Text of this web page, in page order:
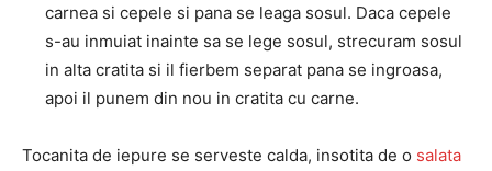
carnea si cepele si pana se leaga sosul. Daca cepele
s-au inmuiat inainte sa se lege sosul, strecuram sosul
in alta cratita si il fierbem separat pana se ingroasa,
apoi il punem din nou in cratita cu carne.
Tocanita de iepure se serveste calda, insotita de o salata